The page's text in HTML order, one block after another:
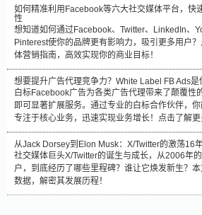
如何精准利用Facebook等六大社交媒体平台，快
性
想知道如何通过Facebook、Twitter、LinkedIn、
Pinterest使你的品牌更有影响力，吸引更多用户
体营销指南，高效实现你的商业目标！
想要提升广告代理竞争力？White Label FB Ads是
白标Facebook广告为各类广告代理带来了颠覆性
即可显著扩展服务。通过专业的白标合作伙伴，
专注于核心业务，迅速实现业务增长！点击了解更
从Jack Dorsey到Elon Musk：X/Twitter的激荡16
社交媒体巨头X/Twitter的诞生与成长，从2006年
户，到底经历了哪些里程碑？谁让它焕发新生？
数据，解密其发展历程！